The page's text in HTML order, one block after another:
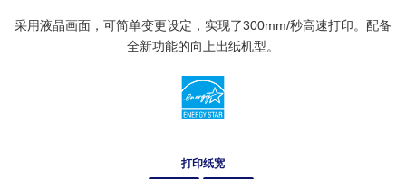
采用液晶画面，可简单变更设定，实现了300mm/秒高速打印。配备
全新功能的向上出纸机型。
打印纸宽